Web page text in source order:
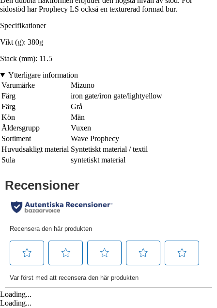
sidostöd har Prophecy LS också en texturerad formad bur.
Specifikationer
Vikt (g): 380g
Stack (mm): 11.5
Ytterligare information
Varumärke
Mizuno
Färg
iron gate/iron gate/lightyellow
Färg
Grå
Kön
Män
Åldersgrupp
Vuxen
Sortiment
Wave Prophecy
Huvudsakligt material Syntetiskt material / textil
Sula
syntetiskt material
Loading...
Loading...